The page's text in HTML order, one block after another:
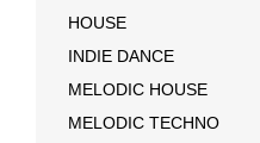
HOUSE
INDIE DANCE
MELODIC HOUSE
MELODIC TECHNO